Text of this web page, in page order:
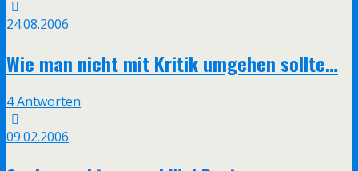
24.08.2006
Wie man nicht mit Kritik umgehen sollte…
4 Antworten
09.02.2006